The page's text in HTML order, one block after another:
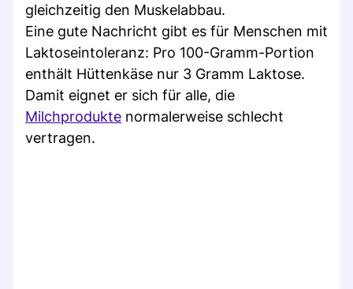
gleichzeitig den Muskelabbau.
Eine gute Nachricht gibt es für Menschen mit
Laktoseintoleranz: Pro 100-Gramm-Portion
enthält Hüttenkäse nur 3 Gramm Laktose.
Damit eignet er sich für alle, die
Milchprodukte normalerweise schlecht
vertragen.